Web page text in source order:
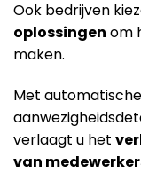
Ook bedrijven
oplossingen om
maken.
Met
verlaagt u het
van